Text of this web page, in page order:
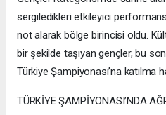
sergiledikleri etkileyici
not alarak bölge birincisi oldu.
bir şekilde taşıyan gençler, bu
Türkiye Şampiyonası’na katılma
TÜRKİYE ŞAMPİYONASI’NDA